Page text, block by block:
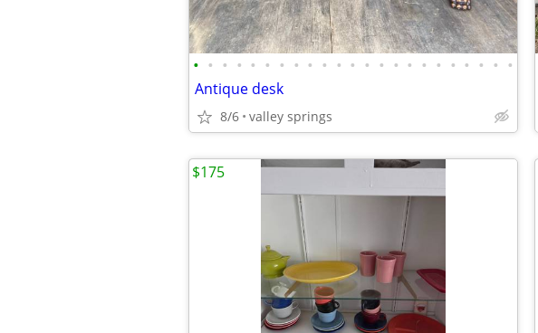
• • • • • • • • • • • • • • • • • • • • • • •
Antique desk
8/6 valley springs
$175